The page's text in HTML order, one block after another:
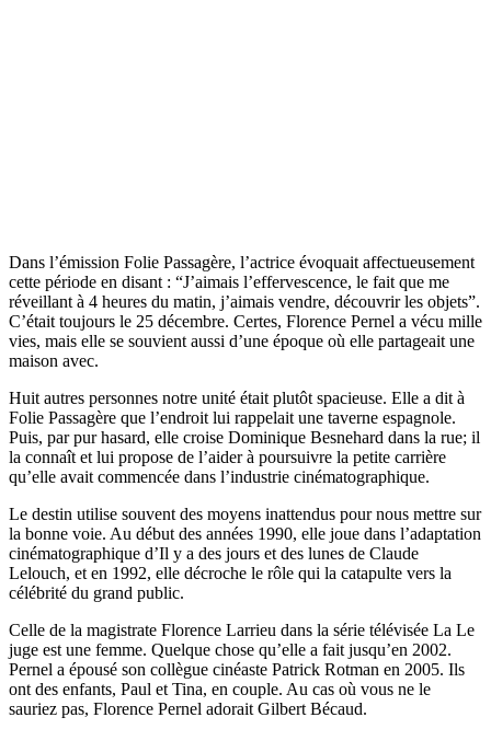
Dans l’émission Folie Passagère, l’actrice évoquait affectueusement
cette période en disant : “J’aimais l’effervescence, le fait que me
réveillant à 4 heures du matin, j’aimais vendre, découvrir les objets”.
C’était toujours le 25 décembre. Certes, Florence Pernel a vécu mille
vies, mais elle se souvient aussi d’une époque où elle partageait une
maison avec.
Huit autres personnes notre unité était plutôt spacieuse. Elle a dit à
Folie Passagère que l’endroit lui rappelait une taverne espagnole.
Puis, par pur hasard, elle croise Dominique Besnehard dans la rue; il
la connaît et lui propose de l’aider à poursuivre la petite carrière
qu’elle avait commencée dans l’industrie cinématographique.
Le destin utilise souvent des moyens inattendus pour nous mettre sur
la bonne voie. Au début des années 1990, elle joue dans l’adaptation
cinématographique d’Il y a des jours et des lunes de Claude
Lelouch, et en 1992, elle décroche le rôle qui la catapulte vers la
célébrité du grand public.
Celle de la magistrate Florence Larrieu dans la série télévisée La Le
juge est une femme. Quelque chose qu’elle a fait jusqu’en 2002.
Pernel a épousé son collègue cinéaste Patrick Rotman en 2005. Ils
ont des enfants, Paul et Tina, en couple. Au cas où vous ne le
sauriez pas, Florence Pernel adorait Gilbert Bécaud.